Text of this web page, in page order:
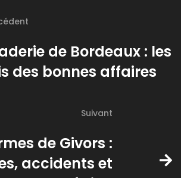
de Bordeaux : les
des bonnes affaires
Suivant
de Givors :
accidents et